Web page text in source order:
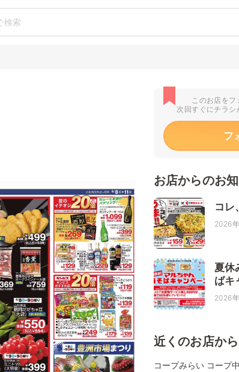
このお店をフ
次回すぐにチラシ
フ
お店からのお
コレ
2026
夏休
ばキ
2026
近くのお店か
コープみらい コープ